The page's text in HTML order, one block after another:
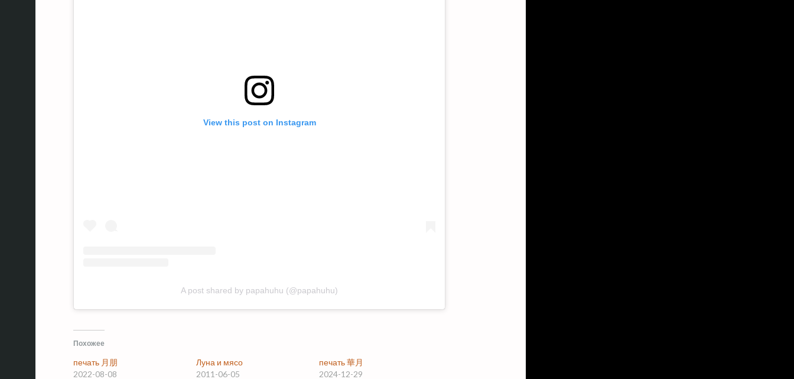
View this post on Instagram
A post shared by papahuhu (@papahuhu)
Похожее
печать 月朋
2022-08-08
Луна и мясо
2011-06-05
печать 華月
2024-12-29